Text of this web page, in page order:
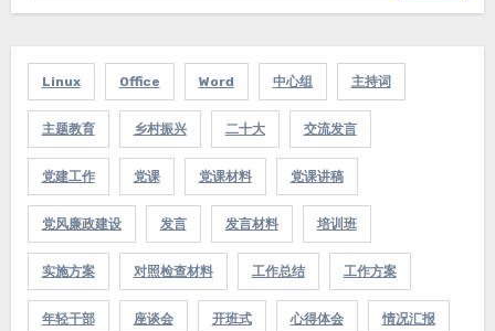
Linux Office Word 中心组 主持词
主题教育 乡村振兴 二十大 交流发言
党建工作 党课 党课材料 党课讲稿
党风廉政建设 发言 发言材料 培训班
实施方案 对照检查材料 工作总结 工作方案
年轻干部 座谈会 开班式 心得体会 情况汇报